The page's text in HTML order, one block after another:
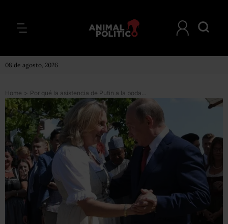
08 de agosto, 2026
Home > Por qué la asistencia de Putin a la boda de una ministra austríaca causa controversia